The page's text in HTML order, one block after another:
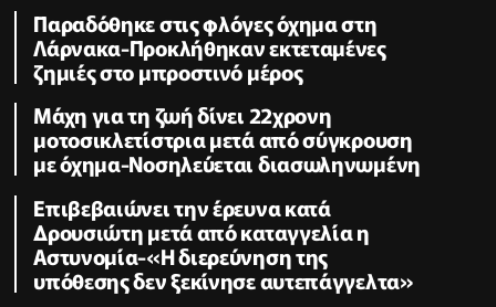
Παραδόθηκε στις φλόγες όχημα στη
Λάρνακα-Προκλήθηκαν εκτεταμένες
ζημιές στο μπροστινό μέρος
Μάχη για τη ζωή δίνει 22χρονη
μοτοσικλετίστρια μετά από σύγκρουση
με όχημα-Νοσηλεύεται διασωληνωμένη
Επιβεβαιώνει την έρευνα κατά
Δρουσιώτη μετά από καταγγελία η
Αστυνομία-«Η διερεύνηση της
υπόθεσης δεν ξεκίνησε αυτεπάγγελτα»